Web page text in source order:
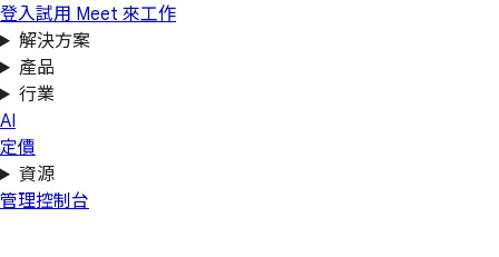
登入試用 Meet 來工作
解決方案
產品
行業
AI
定價
資源
管理控制台